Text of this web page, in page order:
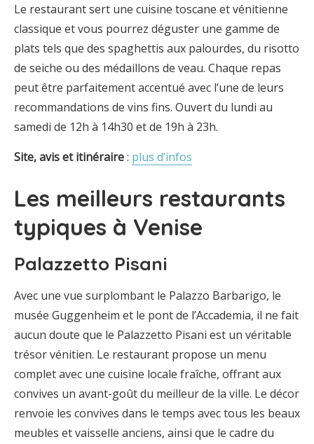
Le restaurant sert une cuisine toscane et vénitienne
classique et vous pourrez déguster une gamme de
plats tels que des spaghettis aux palourdes, du risotto
de seiche ou des médaillons de veau. Chaque repas
peut être parfaitement accentué avec l’une de leurs
recommandations de vins fins. Ouvert du lundi au
samedi de 12h à 14h30 et de 19h à 23h.
Site, avis et itinéraire: plus d’infos
Les meilleurs restaurants
typiques à Venise
Palazzetto Pisani
Avec une vue surplombant le Palazzo Barbarigo, le
musée Guggenheim et le pont de l’Accademia, il ne fait
aucun doute que le Palazzetto Pisani est un véritable
trésor vénitien. Le restaurant propose un menu
complet avec une cuisine locale fraîche, offrant aux
convives un avant-goût du meilleur de la ville. Le décor
renvoie les convives dans le temps avec tous les beaux
meubles et vaisselle anciens, ainsi que le cadre du